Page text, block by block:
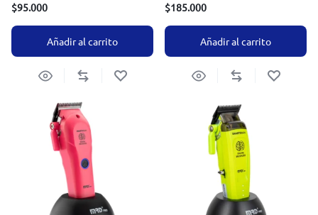
$95.000
Añadir al carrito
$185.000
Añadir al carrito